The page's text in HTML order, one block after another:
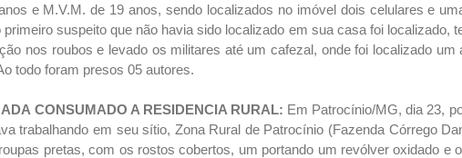
e M.V.M. de 19 anos, sendo localizados no imóvel dois celulares e
suspeito que não havia sido localizado em sua casa foi localizado,
nos roubos e levado os militares até um cafezal, onde foi localizado um
todo foram presos 05 autores.
CONSUMADO A RESIDENCIA RURAL: Em Patrocínio/MG, dia 23,
trabalhando em seu sítio, Zona Rural de Patrocínio (Fazenda Córrego
pretas, com os rostos cobertos, um portando um revólver oxidado e